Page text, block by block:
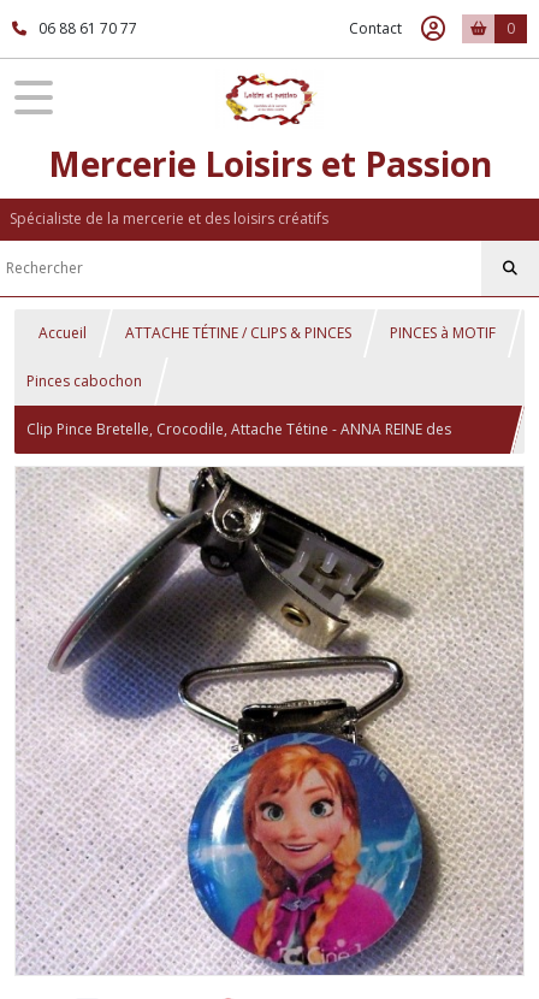
06 88 61 70 77 Contact 0
Mercerie Loisirs et Passion
Spécialiste de la mercerie et des loisirs créatifs
Accueil ATTACHE TÉTINE / CLIPS & PINCES PINCES à MOTIF
Pinces cabochon
Clip Pince Bretelle, Crocodile, Attache Tétine - ANNA REINE des
NEIGES ** 25 mm ** Cabochon résine - CR107